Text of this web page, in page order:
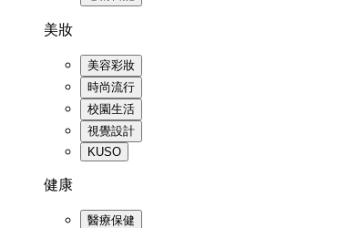
美妝
美容彩妝
時尚流行
校園生活
視覺設計
KUSO
健康
醫療保健